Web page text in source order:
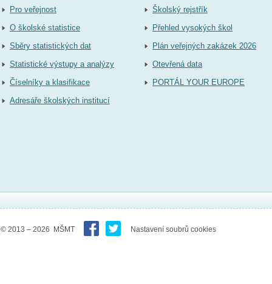
Pro veřejnost
O školské statistice
Sběry statistických dat
Statistické výstupy a analýzy
Číselníky a klasifikace
Adresáře školských institucí
Školský rejstřík
Přehled vysokých škol
Plán veřejných zakázek 2026
Otevřená data
PORTÁL YOUR EUROPE
© 2013 – 2026 MŠMT Nastavení soubrů cookies